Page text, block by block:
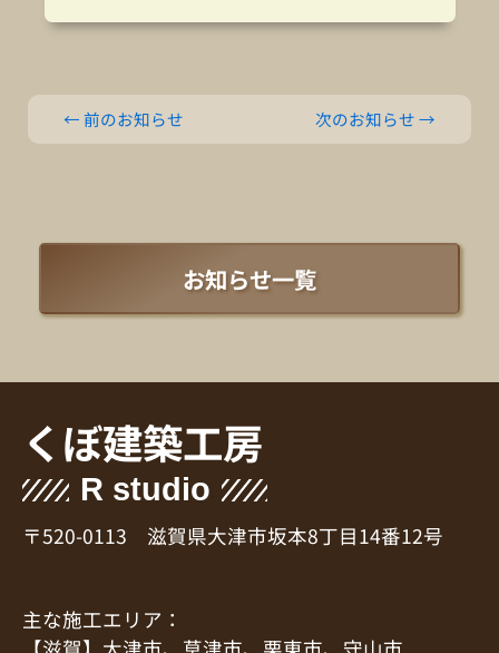
←前のお知らせ 次のお知らせ→
お知らせ一覧
くぼ建築工房
R studio
〒520-0113 滋賀県大津市坂本8丁目14番12号
主な施工エリア：